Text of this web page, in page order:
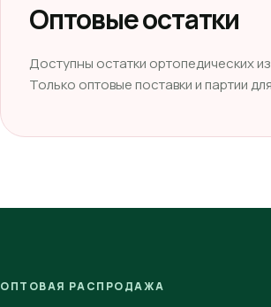
Оптовые остатки
Доступны остатки ортопедических
Только оптовые поставки и партии
ОПТОВАЯ РАСПРОДАЖА